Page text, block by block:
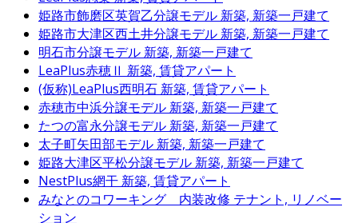
姫路市飾磨区英賀乙分譲モデル 新築, 新築一戸建て
姫路市大津区西土井分譲モデル 新築, 新築一戸建て
明石市分譲モデル 新築, 新築一戸建て
LeaPlus赤穂Ⅱ 新築, 賃貸アパート
(仮称)LeaPlus西明石 新築, 賃貸アパート
赤穂市中浜分譲モデル 新築, 新築一戸建て
たつの富永分譲モデル 新築, 新築一戸建て
太子町矢田部モデル 新築, 新築一戸建て
姫路大津区平松分譲モデル 新築, 新築一戸建て
NestPlus網干 新築, 賃貸アパート
みなとのコワーキング 内装改修 テナント, リノベー
ション